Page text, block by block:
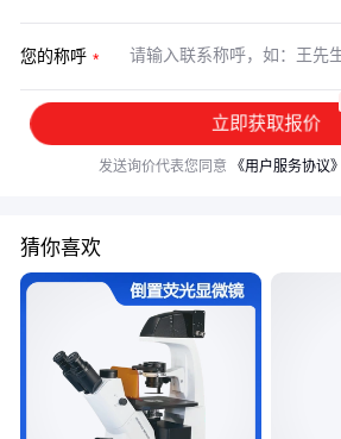
您的称呼
立即获取报价
发送询价代表您同意 《用户服务协议》
猜你喜欢